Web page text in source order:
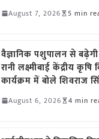
August 7, 2026 5 min
वैज्ञानिक पशुपालन से
रानी लक्ष्मीबाई केंद्रीय कृषि
कार्यक्रम में बोले शिवराज
August 6, 2026 4 min